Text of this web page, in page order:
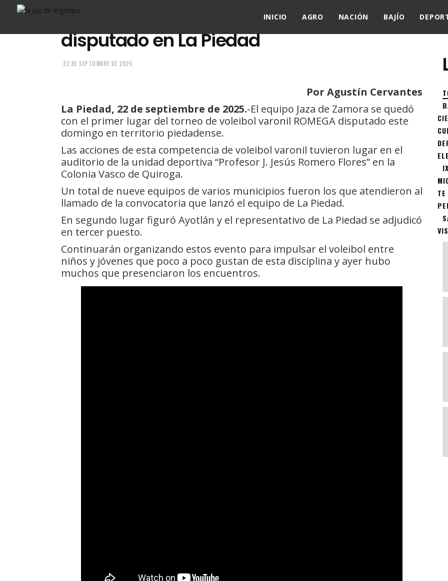
INICIO AGRO NACIÓN BAJÍO
de voleibol ROMEGA
disputado en La Piedad
22 DE SEPTIEMBRE DE 2025
Por Agustín Cervantes
La Piedad, 22 de septiembre de 2025.-El equipo Jaza de Zamora se quedó
con el primer lugar del torneo de voleibol varonil ROMEGA disputado este
domingo en territorio piedadense.
Las acciones de esta competencia de voleibol varonil tuvieron lugar en el
auditorio de la unidad deportiva “Profesor J. Jesús Romero Flores” en la
Colonia Vasco de Quiroga.
Un total de nueve equipos de varios municipios fueron los que atendieron al
llamado de la convocatoria que lanzó el equipo de La Piedad.
En segundo lugar figuró Ayotlán y el representativo de La Piedad se adjudicó
en tercer puesto.
Continuarán organizando estos evento para impulsar el voleibol entre
niños y jóvenes que poco a poco gustan de esta disciplina y ayer hubo
muchos que presenciaron los encuentros.